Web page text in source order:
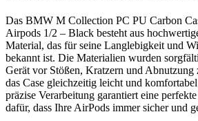
Das BMW M Collection PC PU Carbon
Airpods 1/2 – Black besteht aus
Material, das für seine Langlebigkeit und
bekannt ist. Die Materialien wurden
Gerät vor Stößen, Kratzern und Abnutzung
das Case gleichzeitig leicht und
präzise Verarbeitung garantiert eine
dafür, dass Ihre AirPods immer sicher und